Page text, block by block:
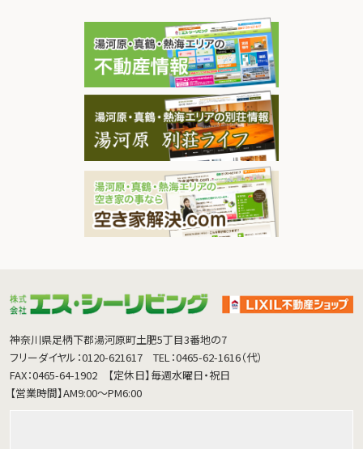
神奈川県足柄下郡湯河原町土肥5丁目3番地の7
フリーダイヤル：0120-621617
TEL：0465-62-1616（代）
FAX：0465-64-1902
【定休日】毎週水曜日・祝日
【営業時間】AM9:00～PM6:00